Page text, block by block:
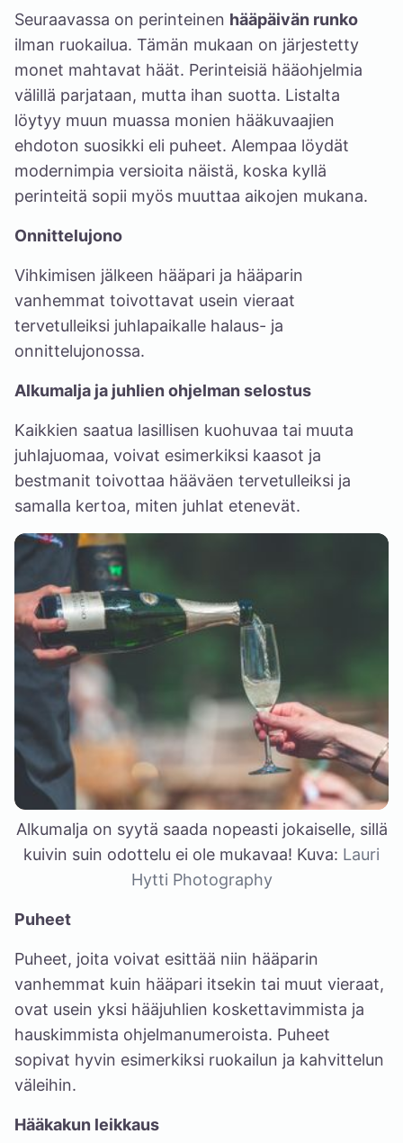
Seuraavassa on perinteinen hääpäivän runko
ilman ruokailua. Tämän mukaan on järjestetty
monet mahtavat häät. Perinteisiä hääohjelmia
välillä parjataan, mutta ihan suotta. Listalta
löytyy muun muassa monien hääkuvaajien
ehdoton suosikki eli puheet. Alempaa löydät
modernimpia versioita näistä, koska kyllä
perinteitä sopii myös muuttaa aikojen mukana.
Onnittelujono
Vihkimisen jälkeen hääpari ja hääparin
vanhemmat toivottavat usein vieraat
tervetulleiksi juhlapaikalle halaus- ja
onnittelujonossa.
Alkumalja ja juhlien ohjelman selostus
Kaikkien saatua lasillisen kuohuvaa tai muuta
juhlajuomaa, voivat esimerkiksi kaasot ja
bestmanit toivottaa hääväen tervetulleiksi ja
samalla kertoa, miten juhlat etenevät.
Alkumalja on syytä saada nopeasti jokaiselle, sillä
kuivin suin odottelu ei ole mukavaa! Kuva: Lauri
Hytti Photography
Puheet
Puheet, joita voivat esittää niin hääparin
vanhemmat kuin hääpari itsekin tai muut vieraat,
ovat usein yksi hääjuhlien koskettavimmista ja
hauskimmista ohjelmanumeroista. Puheet
sopivat hyvin esimerkiksi ruokailun ja kahvittelun
väleihin.
Hääkakun leikkaus